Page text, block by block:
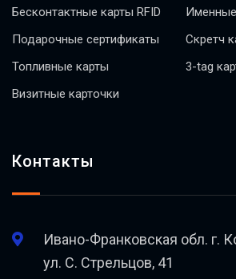
Бесконтактные карты RFID
Подарочные сертификаты
Топливные карты
Визитные карточки
Скретч
3-tag
Контакты
Ивано-Франковская обл. г.
ул. С. Стрельцов, 41